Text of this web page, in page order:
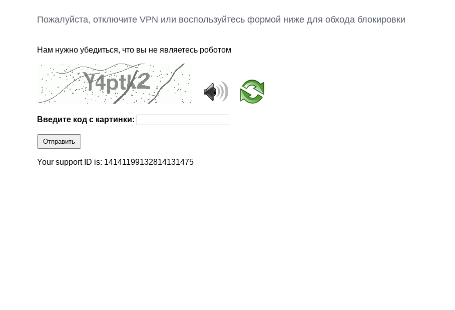
Пожалуйста, отключите VPN или воспользуйтесь формой ниже для обхода блокировки
Нам нужно убедиться, что вы не являетесь роботом
Введите код с картинки:
Отправить
Your support ID is: 14141199132814131475